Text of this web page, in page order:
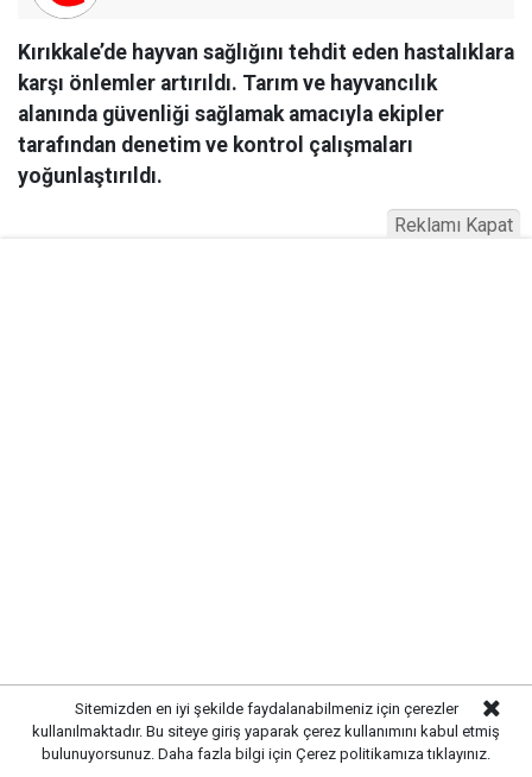
Kırıkkale’de hayvan sağlığını tehdit eden hastalıklara
karşı önlemler artırıldı. Tarım ve hayvancılık
alanında güvenliği sağlamak amacıyla ekipler
tarafından denetim ve kontrol çalışmaları
yoğunlaştırıldı.
Sitemizden en iyi şekilde faydalanabilmeniz için çerezler
kullanılmaktadır. Bu siteye giriş yaparak çerez kullanımını kabul etmiş
bulunuyorsunuz. Daha fazla bilgi için Çerez politikamıza tıklayınız.
Reklamı Kapat